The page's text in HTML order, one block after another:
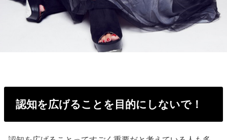
認知を広げることを目的にしないで！